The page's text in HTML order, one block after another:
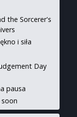
the Sorcerer's
i siła
Day
pausa